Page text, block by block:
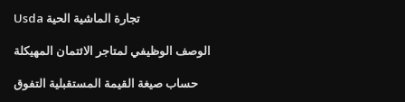
Usda تجارة الماشية الحية
الوصف الوظيفي لمتاجر الائتمان المهيكلة
حساب صيغة القيمة المستقبلية التفوق